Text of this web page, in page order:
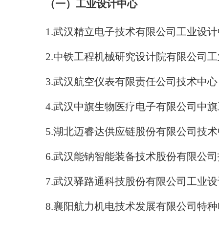
（一）工业设计中心
1.武汉精立电子技术有限公司工业设
2.中铁工程机械研究设计院有限公司
3.武汉航空仪表有限责任公司技术中
4.武汉中旗生物医疗电子有限公司中
5.湖北迈睿达供应链股份有限公司技
6.武汉能钠智能装备技术股份有限公
7.武汉驿路通科技股份有限公司工业
8.襄阳航力机电技术发展有限公司特